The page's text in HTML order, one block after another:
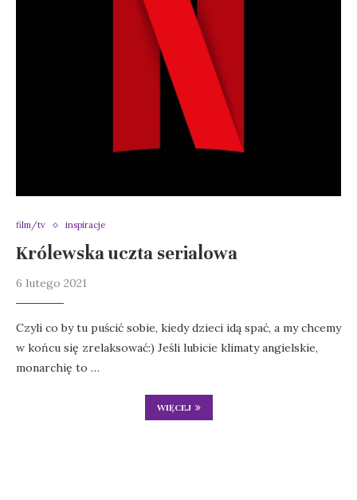
film/tv inspiracje
Królewska uczta serialowa
6 lutego 2021
Czyli co by tu puścić sobie, kiedy dzieci idą spać, a my chcemy
w końcu się zrelaksować:) Jeśli lubicie klimaty angielskie,
monarchię to …
WIĘCEJ